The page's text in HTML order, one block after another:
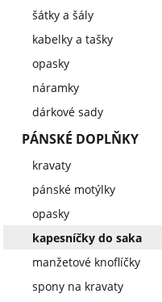
šátky a šály
kabelky a tašky
opasky
náramky
dárkové sady
PÁNSKÉ DOPLŇKY
kravaty
pánské motýlky
opasky
kapesníčky do saka
manžetové knoflíčky
spony na kravaty